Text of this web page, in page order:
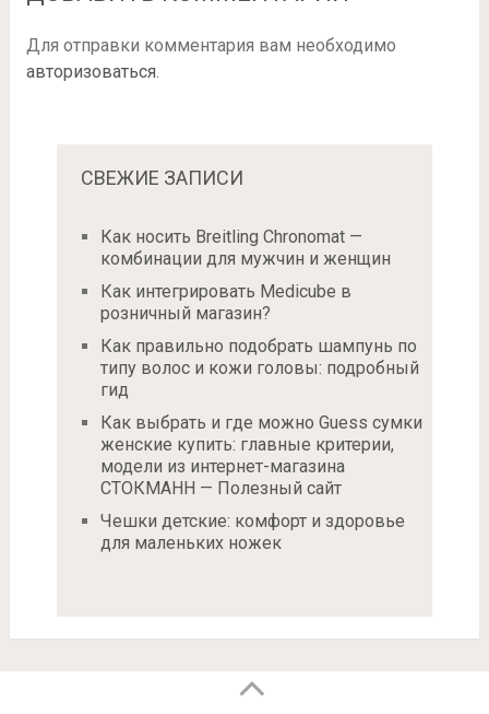
Для отправки комментария вам необходимо
авторизоваться.
СВЕЖИЕ ЗАПИСИ
Как носить Breitling Chronomat —
комбинации для мужчин и женщин
Как интегрировать Medicube в
розничный магазин?
Как правильно подобрать шампунь по
типу волос и кожи головы: подробный
гид
Как выбрать и где можно Guess сумки
женские купить: главные критерии,
модели из интернет-магазина
СТОКМАНН — Полезный сайт
Чешки детские: комфорт и здоровье
для маленьких ножек